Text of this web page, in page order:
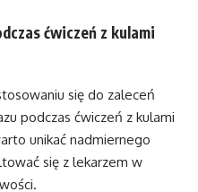
ćwiczeń z kulami
się do zaleceń
podczas ćwiczeń z kulami
unikać nadmiernego
się z lekarzem w